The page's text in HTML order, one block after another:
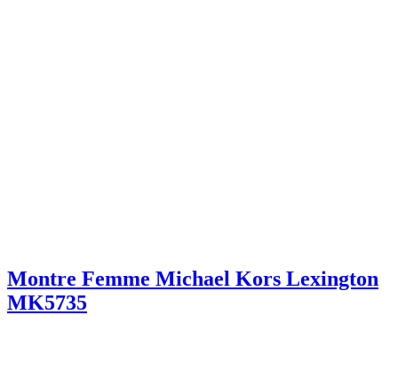
Montre Femme Michael Kors Lexington
MK5735